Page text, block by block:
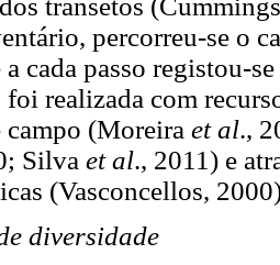
transetos
percorreu-se o
a cada passo registou-
foi realizada com
campo (Moreira et al.,
Silva et al., 2011) e
(Vasconcellos,
diversidade